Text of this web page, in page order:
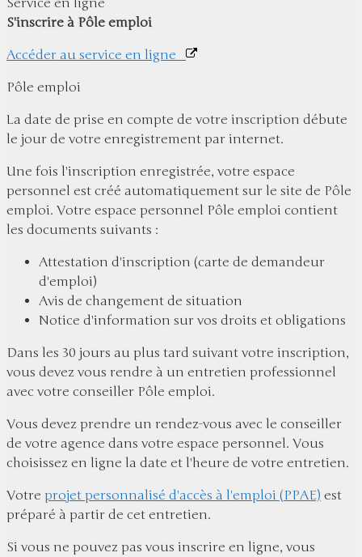
Service en ligne
S'inscrire à Pôle emploi
Accéder au service en ligne
Pôle emploi
La date de prise en compte de votre inscription débute
le jour de votre enregistrement par internet.
Une fois l'inscription enregistrée, votre espace
personnel est créé automatiquement sur le site de Pôle
emploi. Votre espace personnel Pôle emploi contient
les documents suivants :
Attestation d'inscription (carte de demandeur
d'emploi)
Avis de changement de situation
Notice d'information sur vos droits et obligations
Dans les 30 jours au plus tard suivant votre inscription,
vous devez vous rendre à un entretien professionnel
avec votre conseiller Pôle emploi.
Vous devez prendre un rendez-vous avec le conseiller
de votre agence dans votre espace personnel. Vous
choisissez en ligne la date et l'heure de votre entretien.
Votre projet personnalisé d'accès à l'emploi (PPAE) est
préparé à partir de cet entretien.
Si vous ne pouvez pas vous inscrire en ligne, vous